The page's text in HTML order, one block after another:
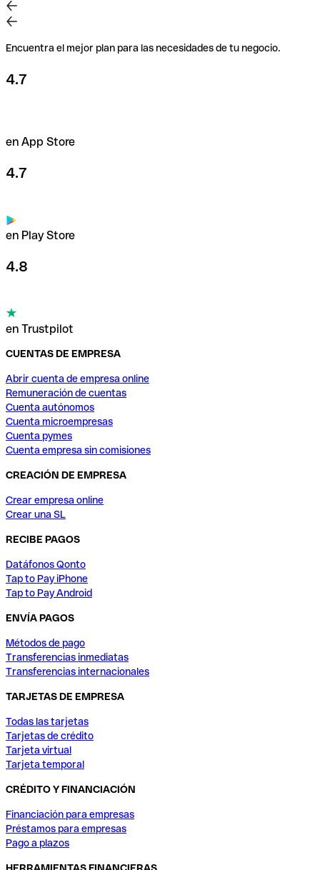
Encuentra el mejor plan para las necesidades de tu negocio.
4.7
en App Store
4.7
en Play Store
4.8
en Trustpilot
CUENTAS DE EMPRESA
Abrir cuenta de empresa online
Remuneración de cuentas
Cuenta autónomos
Cuenta microempresas
Cuenta pymes
Cuenta empresa sin comisiones
CREACIÓN DE EMPRESA
Crear empresa online
Crear una SL
RECIBE PAGOS
Datáfonos Qonto
Tap to Pay iPhone
Tap to Pay Android
ENVÍA PAGOS
Métodos de pago
Transferencias inmediatas
Transferencias internacionales
TARJETAS DE EMPRESA
Todas las tarjetas
Tarjetas de crédito
Tarjeta virtual
Tarjeta temporal
CRÉDITO Y FINANCIACIÓN
Financiación para empresas
Préstamos para empresas
Pago a plazos